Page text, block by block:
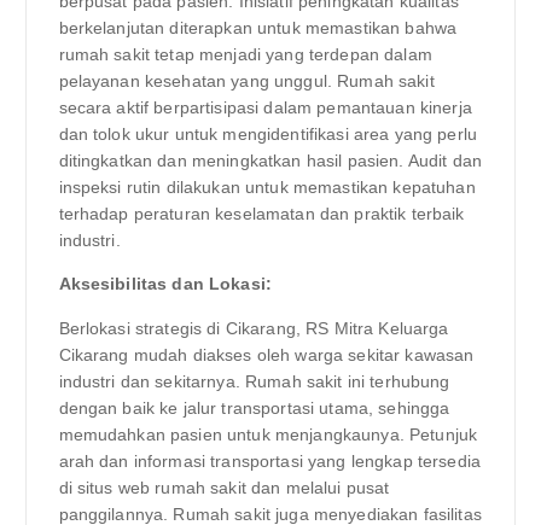
berkelanjutan diterapkan untuk memastikan bahwa
rumah sakit tetap menjadi yang terdepan dalam
pelayanan kesehatan yang unggul. Rumah sakit
secara aktif berpartisipasi dalam pemantauan kinerja
dan tolok ukur untuk mengidentifikasi area yang perlu
ditingkatkan dan meningkatkan hasil pasien. Audit dan
inspeksi rutin dilakukan untuk memastikan kepatuhan
terhadap peraturan keselamatan dan praktik terbaik
industri.
Aksesibilitas dan Lokasi:
Berlokasi strategis di Cikarang, RS Mitra Keluarga
Cikarang mudah diakses oleh warga sekitar kawasan
industri dan sekitarnya. Rumah sakit ini terhubung
dengan baik ke jalur transportasi utama, sehingga
memudahkan pasien untuk menjangkaunya. Petunjuk
arah dan informasi transportasi yang lengkap tersedia
di situs web rumah sakit dan melalui pusat
panggilannya. Rumah sakit juga menyediakan fasilitas